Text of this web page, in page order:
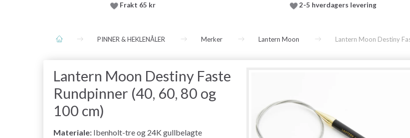
Frakt 65 kr 2-5 hverdagers levering
PINNER & HEKLENÅLER Merker Lantern Moon Lantern Moon Destiny
Lantern Moon Destiny Faste
Rundpinner (40, 60, 80 og
100 cm)
Materiale: Ibenholt-tre og 24K gullbelagte